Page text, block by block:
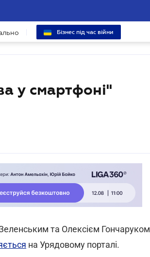
Бізнес під час війни
у смартфоні"
та Олексієм Гончаруком
на Урядовому порталі.